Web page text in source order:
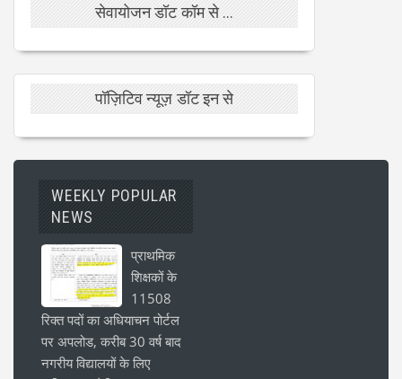
सेवायोजन डॉट कॉम से ...
पॉज़िटिव न्यूज़ डॉट इन से
WEEKLY POPULAR
NEWS
प्राथमिक
शिक्षकों के
11508
रिक्त पदों का अधियाचन पोर्टल
पर अपलोड, करीब 30 वर्ष बाद
नगरीय विद्यालयों के लिए